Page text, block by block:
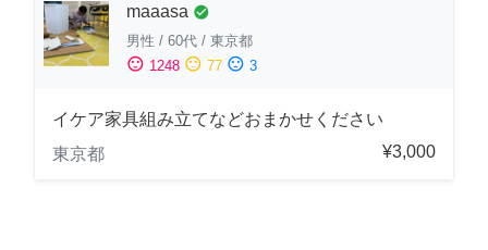
maaasa check_circle
男性 / 60代 / 東京都
sentiment_satisfied 1248 sentiment_neutral 77 sentiment_dissatisfied 3
イケア家具組み立てなどおまかせください
東京都
¥3,000